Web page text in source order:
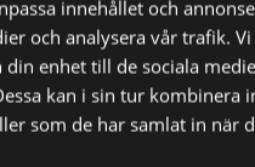
innehållet och
och analysera vår trafik.
enhet till de sociala
kan i sin tur kombinera
som de har samlat in när